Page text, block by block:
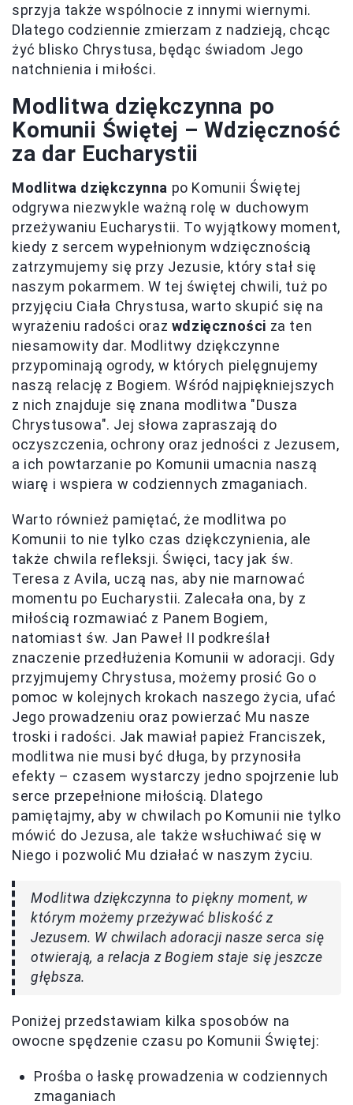
sprzyja także wspólnocie z innymi wiernymi.
Dlatego codziennie zmierzam z nadzieją, chcąc
żyć blisko Chrystusa, będąc świadom Jego
natchnienia i miłości.
Modlitwa dziękczynna po
Komunii Świętej – Wdzięczność
za dar Eucharystii
Modlitwa dziękczynna po Komunii Świętej
odgrywa niezwykle ważną rolę w duchowym
przeżywaniu Eucharystii. To wyjątkowy moment,
kiedy z sercem wypełnionym wdzięcznością
zatrzymujemy się przy Jezusie, który stał się
naszym pokarmem. W tej świętej chwili, tuż po
przyjęciu Ciała Chrystusa, warto skupić się na
wyrażeniu radości oraz wdzięczności za ten
niesamowity dar. Modlitwy dziękczynne
przypominają ogrody, w których pielęgnujemy
naszą relację z Bogiem. Wśród najpiękniejszych
z nich znajduje się znana modlitwa "Dusza
Chrystusowa". Jej słowa zapraszają do
oczyszczenia, ochrony oraz jedności z Jezusem,
a ich powtarzanie po Komunii umacnia naszą
wiarę i wspiera w codziennych zmaganiach.
Warto również pamiętać, że modlitwa po
Komunii to nie tylko czas dziękczynienia, ale
także chwila refleksji. Święci, tacy jak św.
Teresa z Avila, uczą nas, aby nie marnować
momentu po Eucharystii. Zalecała ona, by z
miłością rozmawiać z Panem Bogiem,
natomiast św. Jan Paweł II podkreślał
znaczenie przedłużenia Komunii w adoracji. Gdy
przyjmujemy Chrystusa, możemy prosić Go o
pomoc w kolejnych krokach naszego życia, ufać
Jego prowadzeniu oraz powierzać Mu nasze
troski i radości. Jak mawiał papież Franciszek,
modlitwa nie musi być długa, by przynosiła
efekty – czasem wystarczy jedno spojrzenie lub
serce przepełnione miłością. Dlatego
pamiętajmy, aby w chwilach po Komunii nie tylko
mówić do Jezusa, ale także wsłuchiwać się w
Niego i pozwolić Mu działać w naszym życiu.
Modlitwa dziękczynna to piękny moment, w
którym możemy przeżywać bliskość z
Jezusem. W chwilach adoracji nasze serca się
otwierają, a relacja z Bogiem staje się jeszcze
głębsza.
Poniżej przedstawiam kilka sposobów na
owocne spędzenie czasu po Komunii Świętej:
Prośba o łaskę prowadzenia w codziennych
zmaganiach